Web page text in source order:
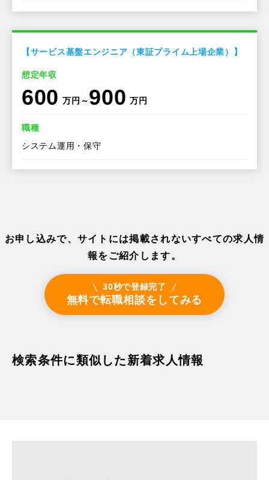
【サービス基盤エンジニア（東証プライム上場企業）】
想定年収
600 万円～900 万円
職種
システム運用・保守
お申し込みで、サイトには掲載されないすべての求人情
報をご紹介します。
30秒で登録完了
無料で転職相談をしてみる
検索条件に類似した新着求人情報